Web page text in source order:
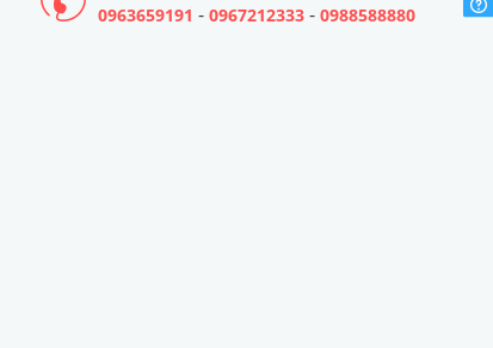
0963659191 - 0967212333 - 0988588880